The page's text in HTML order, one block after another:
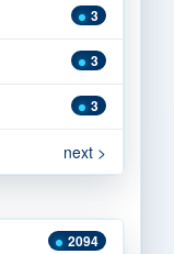
3
3
3
next >
2094